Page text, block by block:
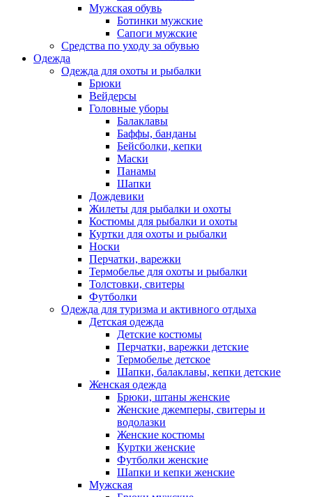
Мужская обувь
Ботинки мужские
Сапоги мужские
Средства по уходу за обувью
Одежда
Одежда для охоты и рыбалки
Брюки
Вейдерсы
Головные уборы
Балаклавы
Баффы, банданы
Бейсболки, кепки
Маски
Панамы
Шапки
Дождевики
Жилеты для рыбалки и охоты
Костюмы для рыбалки и охоты
Куртки для охоты и рыбалки
Носки
Перчатки, варежки
Термобелье для охоты и рыбалки
Толстовки, свитеры
Футболки
Одежда для туризма и активного отдыха
Детская одежда
Детские костюмы
Перчатки, варежки детские
Термобелье детское
Шапки, балаклавы, кепки детские
Женская одежда
Брюки, штаны женские
Женские джемперы, свитеры и
водолазки
Женские костюмы
Куртки женские
Футболки женские
Шапки и кепки женские
Мужская